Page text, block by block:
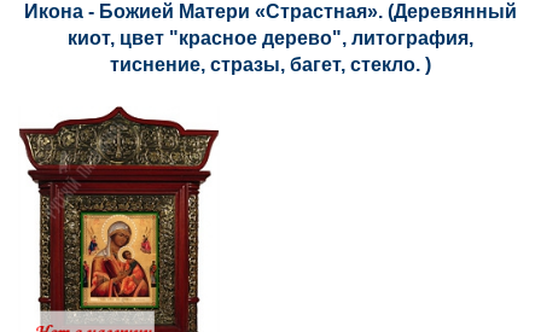
Икона - Божией Матери «Страстная». (Деревянный
киот, цвет "красное дерево", литография,
тиснение, стразы, багет, стекло. )